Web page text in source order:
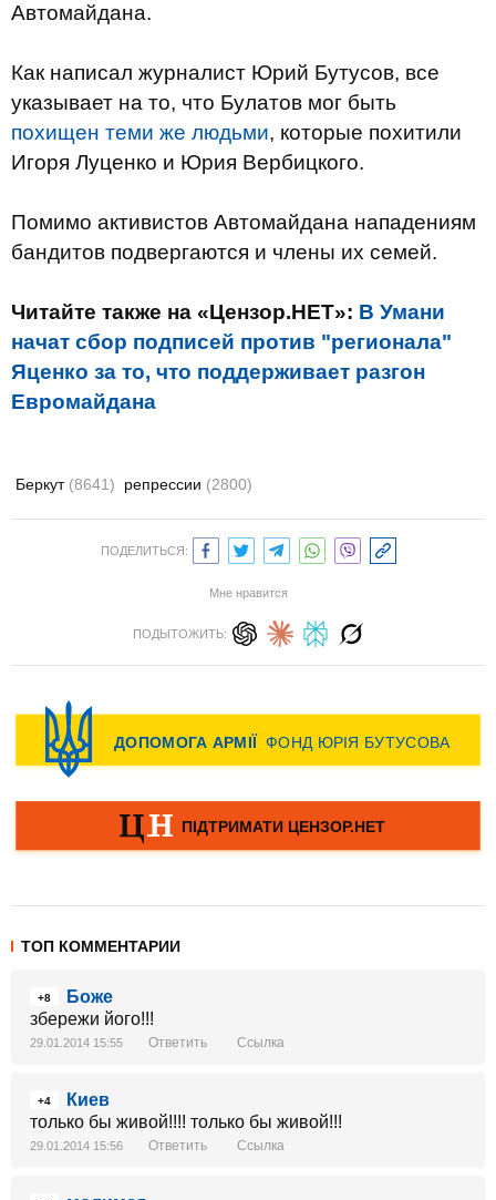
Автомайдана.
Как написал журналист Юрий Бутусов, все
указывает на то, что Булатов мог быть
похищен теми же людьми, которые похитили
Игоря Луценко и Юрия Вербицкого.
Помимо активистов Автомайдана нападениям
бандитов подвергаются и члены их семей.
Читайте также на «Цензор.НЕТ»: В Умани
начат сбор подписей против "регионала"
Яценко за то, что поддерживает разгон
Евромайдана
Беркут (8641) репрессии (2800)
ПОДЕЛИТЬСЯ:
Мне нравится
ПОДЫТОЖИТЬ:
ТОП КОММЕНТАРИИ
+8
Боже
збережи його!!!
29.01.2014 15:55 Ответить Ссылка
+4
Киев
только бы живой!!!! только бы живой!!!
29.01.2014 15:56 Ответить Ссылка